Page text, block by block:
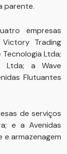
parente.
empresas
Trading
Ltda;
Ltda; a Wave
Flutuantes
de serviços
e a Avenidas
armazenagem